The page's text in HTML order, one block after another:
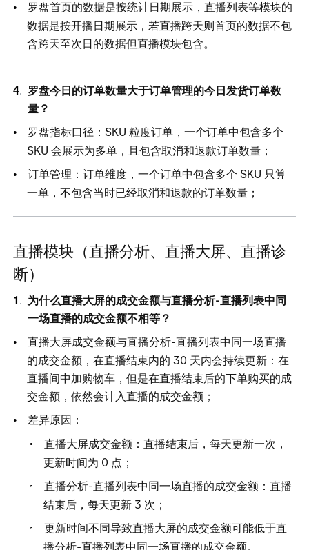
罗盘首页的数据是按统计日期展示，直播列表等模块的
数据是按开播日期展示，若直播跨天则首页的数据不包
含跨天至次日的数据但直播模块包含。
罗盘今日的订单数量大于订单管理的今日发货订单数
量？
罗盘指标口径：SKU粒度订单，一个订单中包含多个
SKU会展示为多单，且包含取消和退款订单数量；
订单管理：订单维度，一个订单中包含多个 SKU 只算
一单，不包含当时已经取消和退款的订单数量；
直播模块（直播分析、直播大屏、直播诊
断）
为什么直播大屏的成交金额与直播分析-直播列表中同
一场直播的成交金额不相等？
直播大屏成交金额与直播分析-直播列表中同一场直播
的成交金额，在直播结束内的30 天内会持续更新：在
直播间中加购物车，但是在直播结束后的下单购买的成
交金额，依然会计入直播的成交金额；
差异原因：
直播大屏成交金额：直播结束后，每天更新一次，
更新时间为 0 点；
直播分析-直播列表中同一场直播的成交金额：直播
结束后，每天更新3 次；
更新时间不同导致直播大屏的成交金额可能低于直
播分析-直播列表中同一场直播的成交金额。